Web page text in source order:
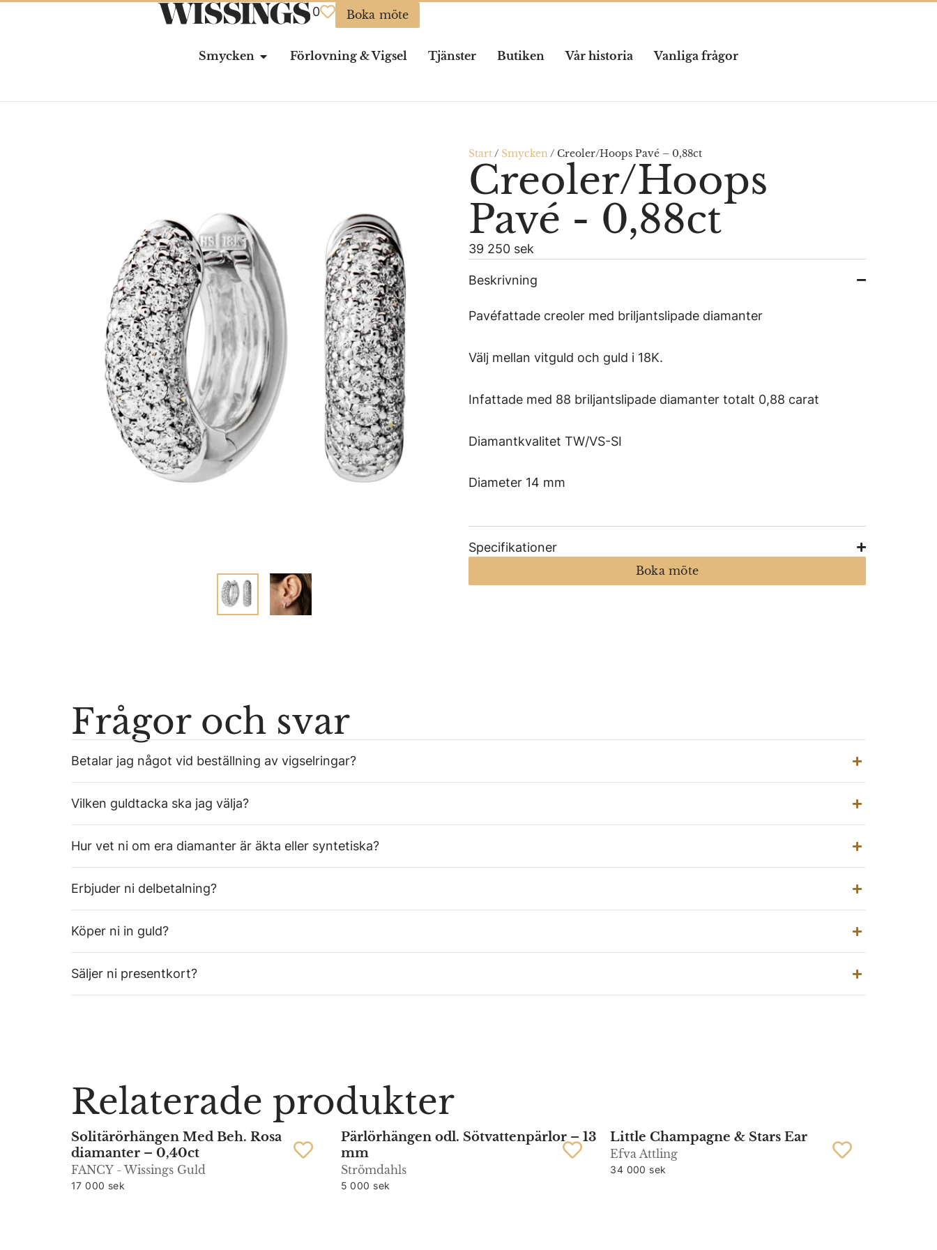
0 Boka möte
Smycken Förlovning & Vigsel Tjänster Butiken Vår historia Vanliga frågor
Start/ Smycken / Creoler/Hoops Pavé – 0,88ct
Creoler/Hoops
Pavé - 0,88ct
39 250 sek
Beskrivning
Pavéfattade creoler med briljantslipade diamanter
Välj mellan vitguld och guld i 18K.
Infattade med 88 briljantslipade diamanter totalt 0,88 carat
Diamantkvalitet TW/VS-SI
Diameter 14 mm
Specifikationer
Boka möte
Frågor och svar
Betalar jag något vid beställning av vigselringar?
Vilken guldtacka ska jag välja?
Hur vet ni om era diamanter är äkta eller syntetiska?
Erbjuder ni delbetalning?
Köper ni in guld?
Säljer ni presentkort?
Relaterade produkter
Solitärörhängen Med Beh. Rosa
diamanter – 0,40ct
FANCY - Wissings Guld
17 000 sek
Pärlörhängen odl. Sötvattenpärlor – 13
mm
Strömdahls
5 000 sek
Little Champagne & Stars Ear
Efva Attling
34 000 sek